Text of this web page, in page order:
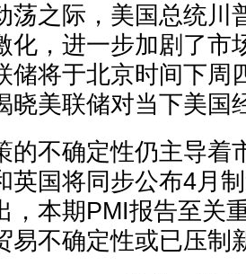
荡之际，美国总统川
化，进一步加剧了市
储将于北京时间下周
晓美联储对当下美国
的不确定性仍主导着
英国将同步公布4月
，本期PMI报告至关
易不确定性或已压制